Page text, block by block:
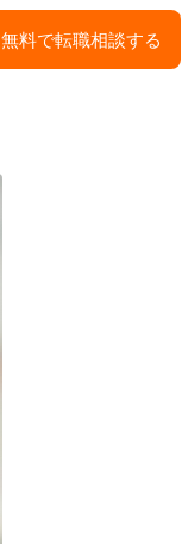
無料で転職相談する